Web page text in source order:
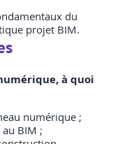
du
projet BIM.
à quoi
numérique ;
BIM ;